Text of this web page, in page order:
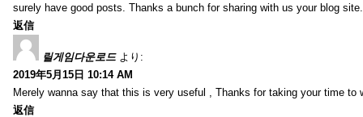
surely have good posts. Thanks a bunch for sharing with us your blog site.
返信
릴게임다운로드 より:
2019年5月15日 10:14 AM
Merely wanna say that this is very useful , Thanks for taking your time to
返信